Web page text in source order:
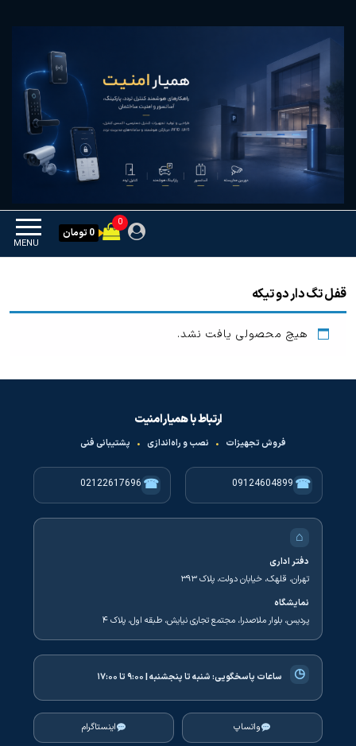
همیار امنیت
MENU
0
0 تومان
قفل تگ دار دو تیکه
هیچ محصولی یافت نشد.
ارتباط با همیار امنیت
فروش تجهیزات • نصب و راه‌اندازی • پشتیبانی فنی
☎
09124604899
☎
02122617696
⌂
دفتر اداری
تهران، قلهک، خیابان دولت، پلاک ۳۹۳
نمایشگاه
پردیس، بلوار ملاصدرا، مجتمع تجاری نیایش، طبقه اول، پلاک ۴
◷ ساعات پاسخگویی:شنبه تا پنجشنبه | ۹:۰۰ تا ۱۷:۰۰
واتساپ اینستاگرام